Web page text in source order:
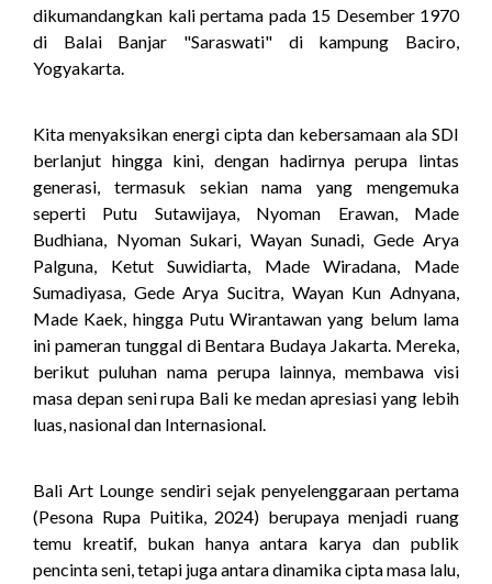
dikumandangkan kali pertama pada 15 Desember 1970
di Balai Banjar "Saraswati" di kampung Baciro,
Yogyakarta.
Kita menyaksikan energi cipta dan kebersamaan ala SDI
berlanjut hingga kini, dengan hadirnya perupa lintas
generasi, termasuk sekian nama yang mengemuka
seperti Putu Sutawijaya, Nyoman Erawan, Made
Budhiana, Nyoman Sukari, Wayan Sunadi, Gede Arya
Palguna, Ketut Suwidiarta, Made Wiradana, Made
Sumadiyasa, Gede Arya Sucitra, Wayan Kun Adnyana,
Made Kaek, hingga Putu Wirantawan yang belum lama
ini pameran tunggal di Bentara Budaya Jakarta. Mereka,
berikut puluhan nama perupa lainnya, membawa visi
masa depan seni rupa Bali ke medan apresiasi yang lebih
luas, nasional dan Internasional.
Bali Art Lounge sendiri sejak penyelenggaraan pertama
(Pesona Rupa Puitika, 2024) berupaya menjadi ruang
temu kreatif, bukan hanya antara karya dan publik
pencinta seni, tetapi juga antara dinamika cipta masa lalu,